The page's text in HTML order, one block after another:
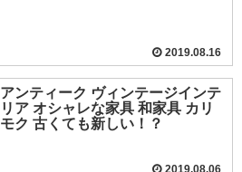
2019.08.16
アンティーク ヴィンテージインテ
リア オシャレな家具 和家具 カリ
モク 古くても新しい！？
2019.08.06